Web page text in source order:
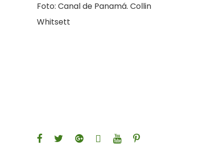
Foto: Canal de Panamá. Collin
Whitsett